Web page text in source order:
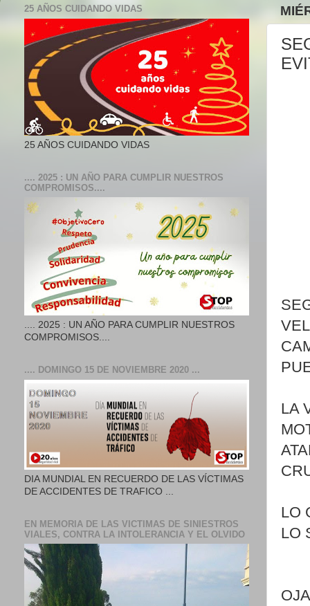
LA
LO
LO
25 AÑOS CUIDANDO VIDAS
25 AÑOS CUIDANDO VIDAS
.... 2025 : UN AÑO PARA CUMPLIR NUESTROS
COMPROMISOS....
.... 2025 : UN AÑO PARA CUMPLIR NUESTROS
COMPROMISOS....
.... DOMINGO 15 DE NOVIEMBRE 2020 ...
DIA MUNDIAL EN RECUERDO DE LAS VÍCTIMAS
DE ACCIDENTES DE TRAFICO ...
EN MEMORIA DE LAS VICTIMAS DE SINIESTROS
VIALES, CONTRA LA INTOLERANCIA Y EL OLVIDO